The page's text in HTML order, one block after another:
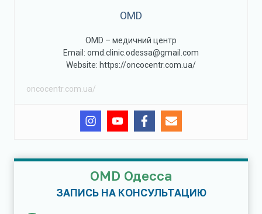
OMD
OMD – медичний центр
Email: omd.clinic.odessa@gmail.com
Website: https://oncocentr.com.ua/
oncocentr.com.ua/
OMD Одесса
ЗАПИСЬ НА КОНСУЛЬТАЦИЮ